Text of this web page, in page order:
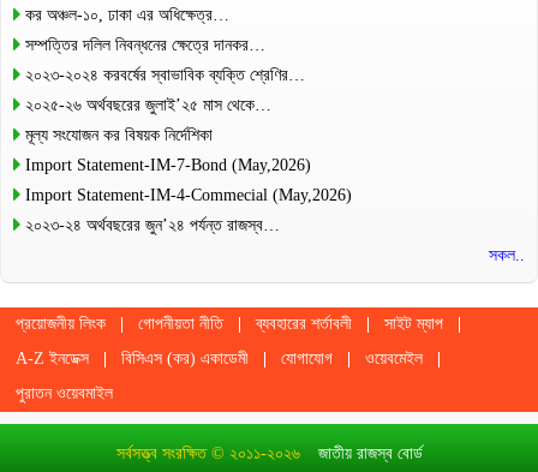
কর অঞ্চল-১০, ঢাকা এর অধিক্ষেত্র…
সম্পত্তির দলিল নিবন্ধনের ক্ষেত্রে দানকর…
২০২৩-২০২৪ করবর্ষের স্বাভাবিক ব্যক্তি শ্রেণির…
২০২৫-২৬ অর্থবছরের জুলাই’২৫ মাস থেকে…
মূল্য সংযোজন কর বিষয়ক নির্দেশিকা
Import Statement-IM-7-Bond (May,2026)
Import Statement-IM-4-Commecial (May,2026)
২০২৩-২৪ অর্থবছরের জুন’২৪ পর্যন্ত রাজস্ব…
সকল..
প্রয়োজনীয় লিংক গোপনীয়তা নীতি ব্যবহারের শর্তাবলী
সাইট ম্যাপ
A-Z ইনডেক্স
বিসিএস (কর) একাডেমী যোগাযোগ
ওয়েবমেইল
পুরাতন ওয়েবমাইল
সর্বসত্ত্ব সংরক্ষিত © ২০১১-২০২৬ জাতীয় রাজস্ব বোর্ড